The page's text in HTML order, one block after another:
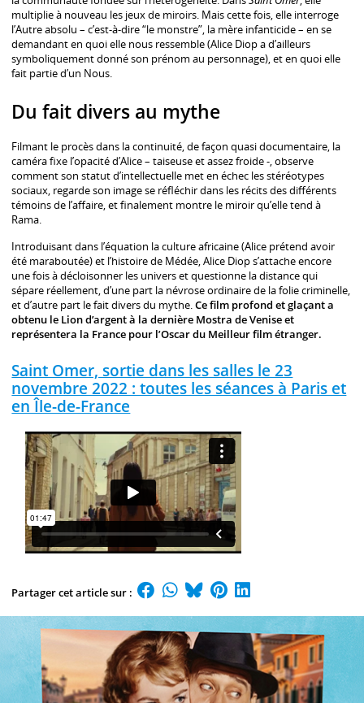
multiplie à nouveau les jeux de miroirs. Mais cette fois, elle interroge
l’Autre absolu – c’est-à-dire “le monstre”, la mère infanticide – en se
demandant en quoi elle nous ressemble (Alice Diop a d’ailleurs
symboliquement donné son prénom au personnage), et en quoi elle
fait partie d’un Nous.
Du fait divers au mythe
Filmant le procès dans la continuité, de façon quasi documentaire, la
caméra fixe l’opacité d’Alice – taiseuse et assez froide -, observe
comment son statut d’intellectuelle met en échec les stéréotypes
sociaux, regarde son image se réfléchir dans les récits des différents
témoins de l’affaire, et finalement montre le miroir qu’elle tend à
Rama.
Introduisant dans l’équation la culture africaine (Alice prétend avoir
été maraboutée) et l’histoire de Médée, Alice Diop s’attache encore
une fois à décloisonner les univers et questionne la distance qui
sépare réellement, d’une part la névrose ordinaire de la folie criminelle,
et d’autre part le fait divers du mythe.Ce film profond et glaçant a
obtenu le Lion d’argent à la dernière Mostra de Venise et
représentera la France pour l’Oscar du Meilleur film étranger.
Saint Omer, sortie dans les salles le 23
novembre 2022 : toutes les séances à Paris et
en Île-de-France
Partager cet article sur :